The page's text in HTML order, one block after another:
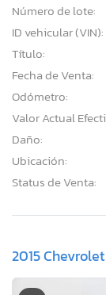
Número de lote:
ID vehicular (VIN):
Título:
Fecha de Venta:
Odómetro:
Valor Actual
Daño:
Ubicación:
Status de Venta:
2015